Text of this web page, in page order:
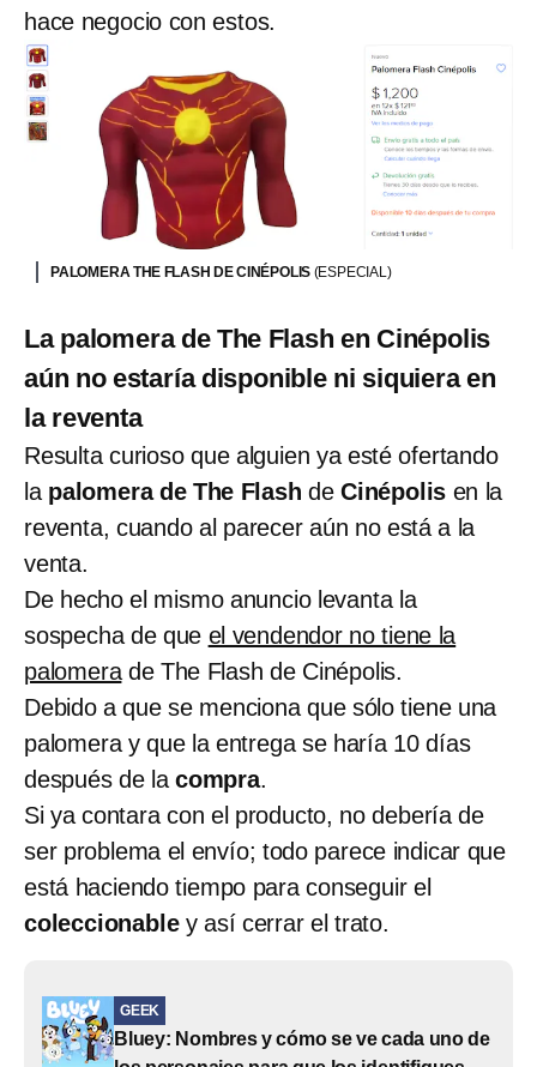
hace negocio con estos.
PALOMERA THE FLASH DE CINÉPOLIS (ESPECIAL)
La palomera de The Flash en Cinépolis
aún no estaría disponible ni siquiera en
la reventa
Resulta curioso que alguien ya esté ofertando
lapalomera de The Flash deCinépolis en la
reventa, cuando al parecer aún no está a la
venta.
De hecho el mismo anuncio levanta la
sospecha de que el vendendor no tiene la
palomerade The Flash de Cinépolis.
Debido a que se menciona que sólo tiene una
palomera y que la entrega se haría 10 días
después de lacompra.
Si ya contara con el producto, no debería de
ser problema el envío; todo parece indicar que
está haciendo tiempo para conseguir el
coleccionable y así cerrar el trato.
GEEK
Bluey: Nombres y cómo se ve cada uno de